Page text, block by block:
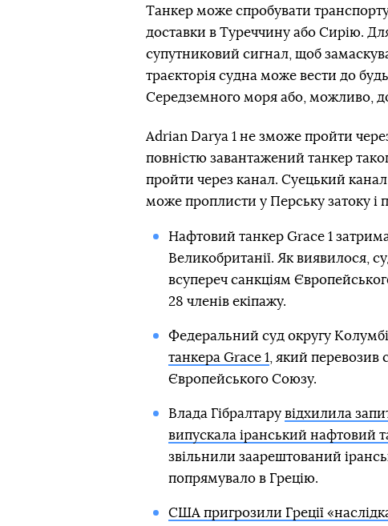
Танкер може спробувати
доставки в Туреччину або Сирію.
супутниковий сигнал, щоб
траєкторія судна може вести до
Середземного моря або, можливо,
Adrian Darya 1 не зможе пройти
повністю завантажений танкер
пройти через канал. Суецький
може проплисти у Перську затоку і
Нафтовий танкер Grace 1
Великобританії. Як виявилося,
всупереч санкціям
28 членів екіпажу.
Федеральний суд округу
танкера Grace 1 , який перевозив
Європейського Союзу.
Влада Гібралтару відхилила
випускала іранський нафтовий
звільнили заарештований
попрямувало в Грецію.
США пригрозили Греції